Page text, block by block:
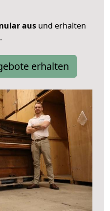
aus und erhalten
erhalten